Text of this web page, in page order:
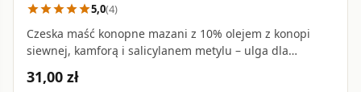
starstarstarstarstar5,0(4)
Czeska maść konopne mazani z 10% olejem z konopi
siewnej, kamforą i salicylanem metylu – ulga dla
zmęczonych mięśni i stawów • 250 ml
31,00 zł